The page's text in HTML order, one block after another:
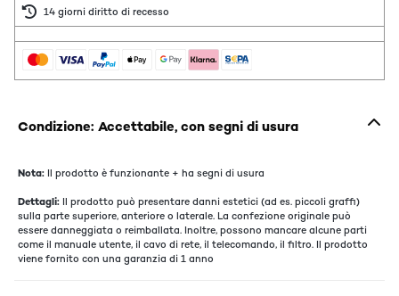
14 giorni diritto di recesso
Condizione: Accettabile, con segni di usura
Nota: Il prodotto è funzionante + ha segni di usura
Dettagli: Il prodotto può presentare danni estetici (ad es. piccoli graffi)
sulla parte superiore, anteriore o laterale. La confezione originale può
essere danneggiata o reimballata. Inoltre, possono mancare alcune parti
come il manuale utente, il cavo di rete, il telecomando, il filtro. Il prodotto
viene fornito con una garanzia di 1 anno